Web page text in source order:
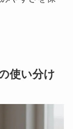
使い分け